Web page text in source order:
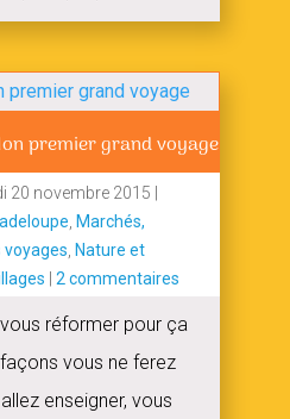
premier grand voyage
20 novembre 2015
Marchés,
voyages Nature et
2 commentaires
réformer pour ça
vous ne ferez
enseigner, vous